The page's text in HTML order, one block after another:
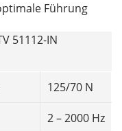
Führung
51112-IN
125/70 N
2 – 2000 Hz